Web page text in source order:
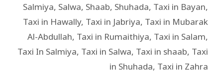
Salmiya, Salwa, Shaab, Shuhada, Taxi in Bayan,
Taxi in Hawally, Taxi in Jabriya, Taxi in Mubarak
Al-Abdullah, Taxi in Rumaithiya, Taxi in Salam,
Taxi In Salmiya, Taxi in Salwa, Taxi in shaab, Taxi
in Shuhada, Taxi in Zahra